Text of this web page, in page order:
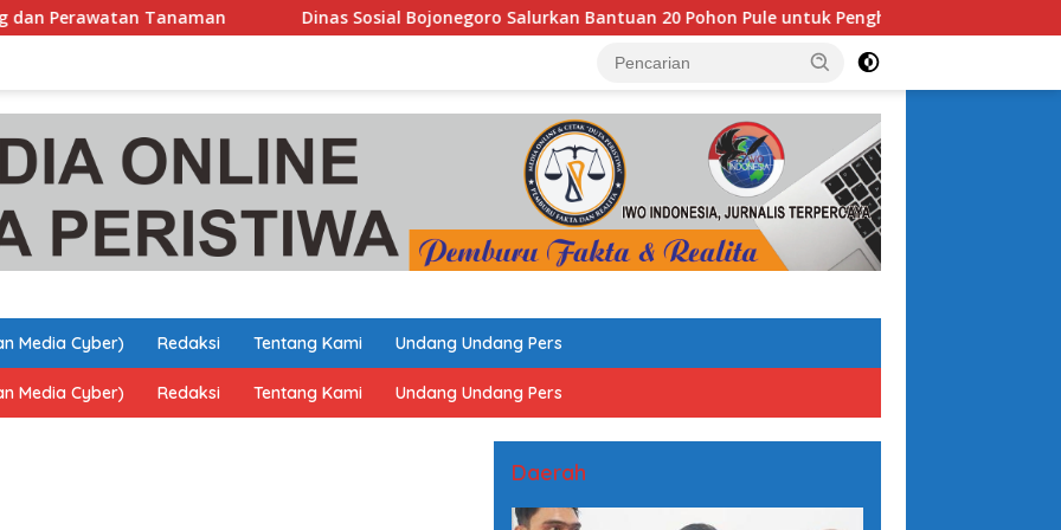
Dinas Sosial Bojonegoro Salurkan Bantuan 20 Pohon Pule untuk Penghijauan Kawasan Makam Kanjeng
Media Cyber) Redaksi Tentang Kami Undang Undang Pers
Media Cyber) Redaksi Tentang Kami Undang Undang Pers
Daerah